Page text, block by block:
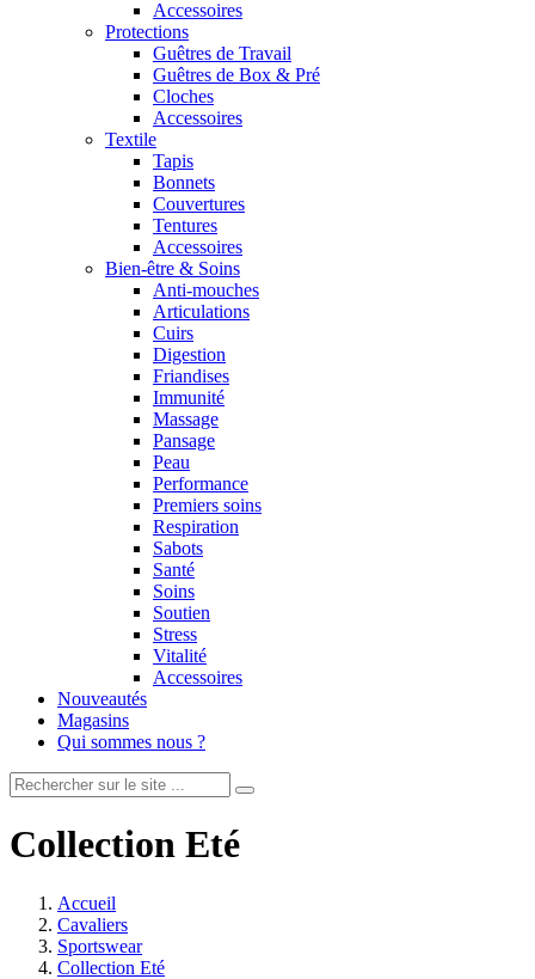
Accessoires
Protections
Guêtres de Travail
Guêtres de Box & Pré
Cloches
Accessoires
Textile
Tapis
Bonnets
Couvertures
Tentures
Accessoires
Bien-être & Soins
Anti-mouches
Articulations
Cuirs
Digestion
Friandises
Immunité
Massage
Pansage
Peau
Performance
Premiers soins
Respiration
Sabots
Santé
Soins
Soutien
Stress
Vitalité
Accessoires
Nouveautés
Magasins
Qui sommes nous ?
Collection Eté
Accueil
Cavaliers
Sportswear
Collection Eté